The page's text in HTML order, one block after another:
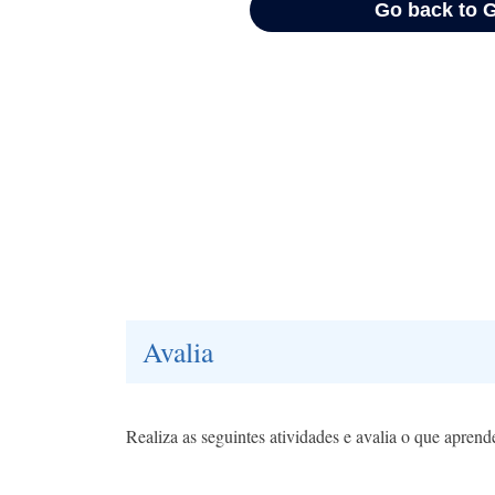
Avalia
Realiza as seguintes atividades e avalia o que